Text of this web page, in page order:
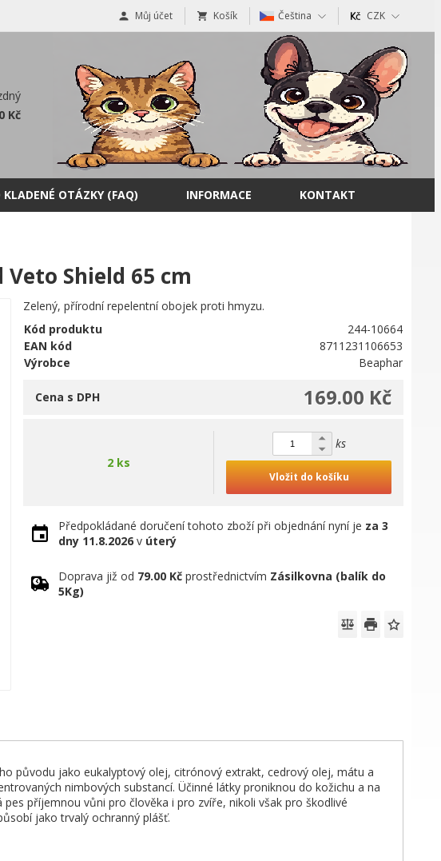
Můj účet Košík Čeština CZK
Kč
KLADENÉ OTÁZKY (FAQ) INFORMACE KONTAKT
Veto Shield 65 cm
Zelený, přírodní repelentní obojek proti hmyzu.
Kód produktu
244-10664
EAN kód
8711231106653
Výrobce
Beaphar
169.00 Kč
Cena s DPH
2 ks
ks
Vložit do košíku
Předpokládané doručení tohoto zboží při objednání nyní je za 3
dny 11.8.2026 v úterý
Doprava již od 79.00 Kč prostřednictvím Zásilkovna (balík do
5Kg)
původu jako eukalyptový olej, citrónový extrakt, cedrový olej, mátu a
nimbových substancí. Üčinné látky proniknou do kožichu a na
příjemnou vůni pro člověka i pro zvíře, nikoli však pro škodlivé
jako trvalý ochranný plášť.